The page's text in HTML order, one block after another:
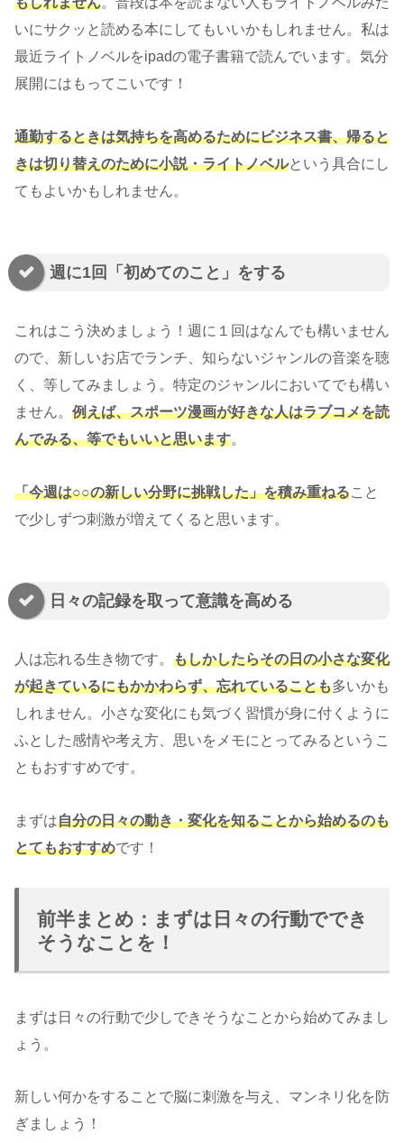
いにサクッと読める本にしてもいいかもしれません。私は
最近ライトノベルをipadの電子書籍で読んでいます。気分
展開にはもってこいです！
通勤するときは気持ちを高めるためにビジネス書、帰ると
きは切り替えのために小説・ライトノベルという具合にし
てもよいかもしれません。
週に1回「初めてのこと」をする
これはこう決めましょう！週に１回はなんでも構いません
ので、新しいお店でランチ、知らないジャンルの音楽を聴
く、等してみましょう。特定のジャンルにおいてでも構い
ません。 例えば、スポーツ漫画が好きな人はラブコメを読
んでみる、等でもいいと思います。
「今週は○○の新しい分野に挑戦した」を積み重ねること
で少しずつ刺激が増えてくると思います。
日々の記録を取って意識を高める
人は忘れる生き物です。 もしかしたらその日の小さな変化
が起きているにもかかわらず、忘れていることも多いかも
しれません。小さな変化にも気づく習慣が身に付くように
ふとした感情や考え方、思いをメモにとってみるというこ
ともおすすめです。
まずは自分の日々の動き・変化を知ることから始めるのも
とてもおすすめです！
前半まとめ：まずは日々の行動ででき
そうなことを！
まずは日々の行動で少しできそうなことから始めてみまし
ょう。
新しい何かをすることで脳に刺激を与え、マンネリ化を防
ぎましょう！